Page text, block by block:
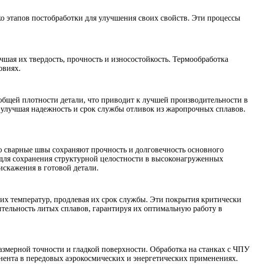
постобработки для улучшения своих свойств. Эти процессы
их твердость, прочность и износостойкость. Термообработка
плотности детали, что приводит к лучшей производительности в
надежность и срок службы отливок из жаропрочных сплавов.
сварные швы сохраняют прочность и долговечность основного
сохранения структурной целостности в высоконагруженных
в готовой детали.
температур, продлевая их срок службы. Эти покрытия критически
литых сплавов, гарантируя их оптимальную работу в
точности и гладкой поверхности. Обработка на станках с ЧПУ
в передовых аэрокосмических и энергетических применениях.